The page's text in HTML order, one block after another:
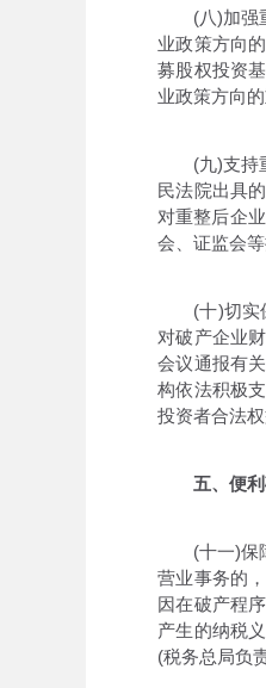
(八)加强重
业政策方向
募股权投资
业政策方向
(九)支持重
民法院出具
对重整后企
会、证监会
(十)切实保
对破产企业
会议通报有
构依法积极
投资者合法
五、便
(十一)保障
营业事务的
因在破产程
产生的纳税
(税务总局负